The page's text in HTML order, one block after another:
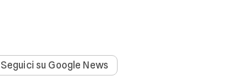
Seguici su Google News